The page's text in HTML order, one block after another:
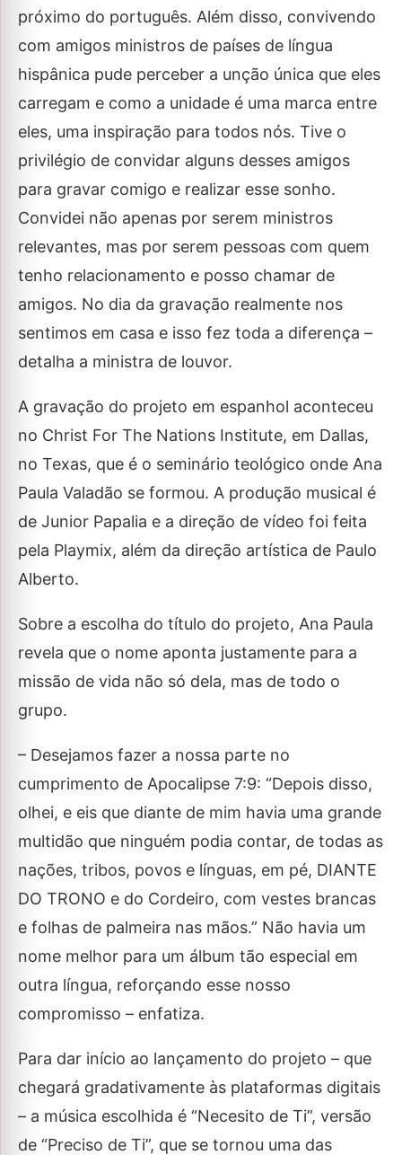
próximo do português. Além disso, convivendo
com amigos ministros de países de língua
hispânica pude perceber a unção única que eles
carregam e como a unidade é uma marca entre
eles, uma inspiração para todos nós. Tive o
privilégio de convidar alguns desses amigos
para gravar comigo e realizar esse sonho.
Convidei não apenas por serem ministros
relevantes, mas por serem pessoas com quem
tenho relacionamento e posso chamar de
amigos. No dia da gravação realmente nos
sentimos em casa e isso fez toda a diferença –
detalha a ministra de louvor.
A gravação do projeto em espanhol aconteceu
no Christ For The Nations Institute, em Dallas,
no Texas, que é o seminário teológico onde Ana
Paula Valadão se formou. A produção musical é
de Junior Papalia e a direção de vídeo foi feita
pela Playmix, além da direção artística de Paulo
Alberto.
Sobre a escolha do título do projeto, Ana Paula
revela que o nome aponta justamente para a
missão de vida não só dela, mas de todo o
grupo.
– Desejamos fazer a nossa parte no
cumprimento de Apocalipse 7:9: “Depois disso,
olhei, e eis que diante de mim havia uma grande
multidão que ninguém podia contar, de todas as
nações, tribos, povos e línguas, em pé, DIANTE
DO TRONO e do Cordeiro, com vestes brancas
e folhas de palmeira nas mãos.” Não havia um
nome melhor para um álbum tão especial em
outra língua, reforçando esse nosso
compromisso – enfatiza.
Para dar início ao lançamento do projeto – que
chegará gradativamente às plataformas digitais
– a música escolhida é “Necesito de Ti”, versão
de “Preciso de Ti”, que se tornou uma das